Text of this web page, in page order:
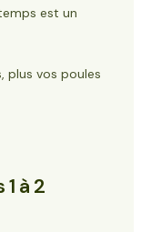
est un
plus vos poules
à 2